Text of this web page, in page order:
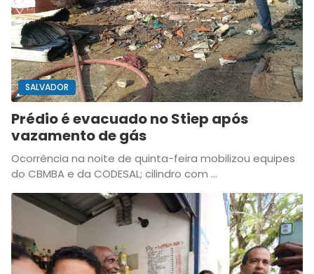
SALVADOR
Prédio é evacuado no Stiep após
vazamento de gás
Ocorrência na noite de quinta-feira mobilizou equipes
do CBMBA e da CODESAL; cilindro com ...